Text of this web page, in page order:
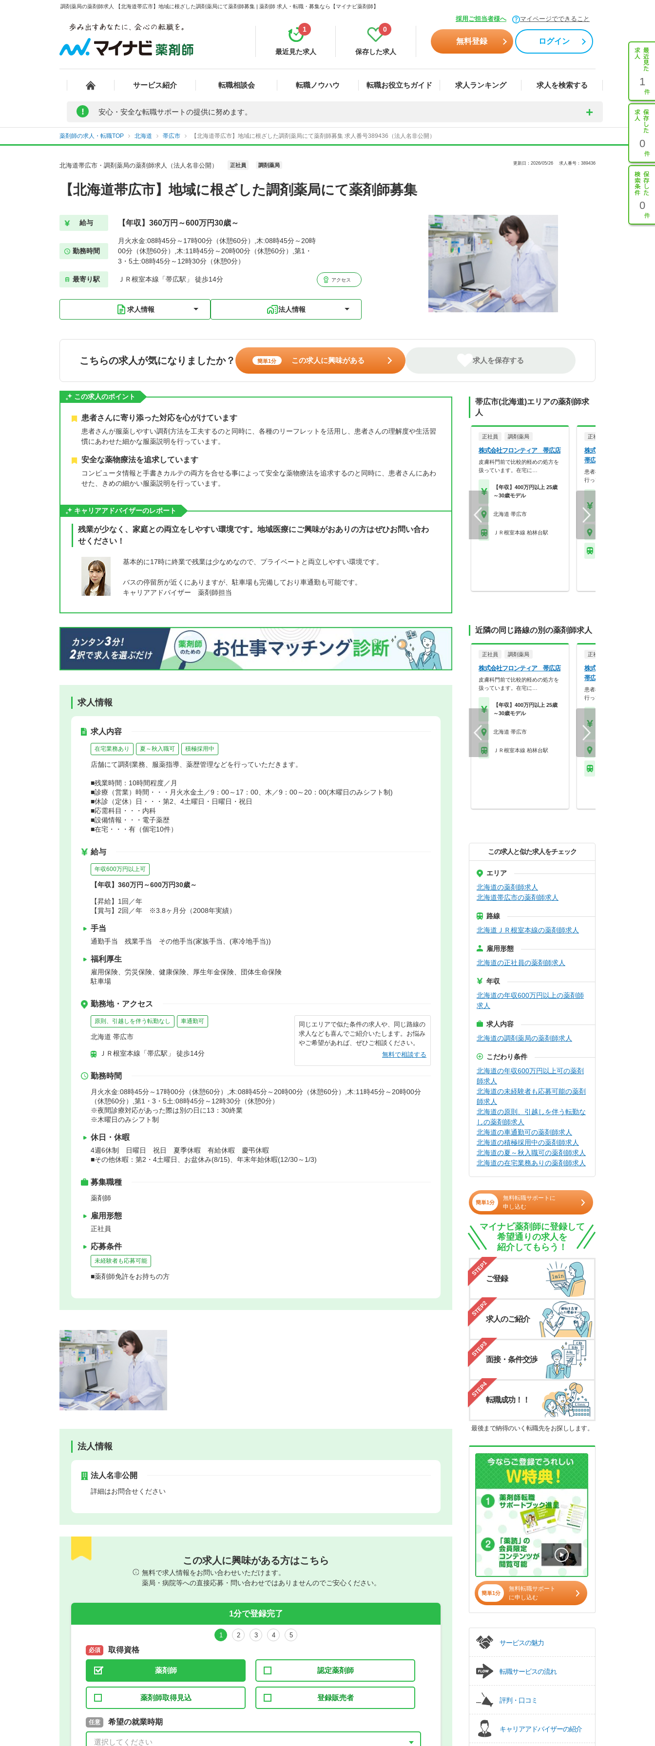
調剤薬局の薬剤師求人 【北海道帯広市】地域に根ざした調剤薬局にて薬剤師募集 | 薬剤師 求人・転職・募集なら【マイナビ薬剤師】
採用ご担当者様へ マイページでできること
最近見た求人
1
保存した求人
0
無料登録 ログイン
サービス紹介 転職相談会 転職ノウハウ 転職お役立ちガイド 求人ランキング 求人を検索する 1
0
0
! 安心・安全な転職サポートの提供に努めます。
薬剤師の求人・転職TOP 北海道 帯広市 【北海道帯広市】地域に根ざした調剤薬局にて薬剤師募集 求人番号389436（法人名非公開）
北海道帯広市・調剤薬局の薬剤師求人（法人名非公開） 正社員 調剤薬局 更新日：2026/05/26 求人番号：389436
【北海道帯広市】地域に根ざした調剤薬局にて薬剤師募集
給与 【年収】360万円～600万円30歳～
勤務時間
月火水金:08時45分～17時00分（休憩60分）,木:08時45分～20時
00分（休憩60分）,木:11時45分～20時00分（休憩60分）,第1・
3・5土:08時45分～12時30分（休憩0分）
最寄り駅 ＪＲ根室本線「帯広駅」 徒歩14分 アクセス
求人情報 法人情報
こちらの求人が気になりましたか？ 簡単1分 この求人に興味がある 求人を保存する
この求人のポイント
患者さんに寄り添った対応を心がけています
患者さんが服薬しやすい調剤方法を工夫するのと同時に、各種のリーフレットを活用し、患者さんの理解度や生活習
慣にあわせた細かな服薬説明を行っています。
安全な薬物療法を追求しています
コンピュータ情報と手書きカルテの両方を合せる事によって安全な薬物療法を追求するのと同時に、患者さんにあわ
せた、きめの細かい服薬説明を行っています。
キャリアアドバイザーのレポート
残業が少なく、家庭との両立をしやすい環境です。地域医療にご興味がおありの方はぜひお問い合わ
せください！
基本的に17時に終業で残業は少なめなので、プライベートと両立しやすい環境です。
バスの停留所が近くにありますが、駐車場も完備しており車通勤も可能です。
キャリアアドバイザー 薬剤師担当
求人情報
求人内容
在宅業務あり 夏～秋入職可 積極採用中
店舗にて調剤業務、服薬指導、薬歴管理などを行っていただきます。
■残業時間：10時間程度／月
■診療（営業）時間・・・月火水金土／9：00～17：00、木／9：00～20：00(木曜日のみシフト制)
■休診（定休）日・・・第2、4土曜日・日曜日・祝日
■応需科目・・・内科
■設備情報・・・電子薬歴
■在宅・・・有（個宅10件）
給与
年収600万円以上可
【年収】360万円～600万円30歳～
【昇給】1回／年
【賞与】2回／年 ※3.8ヶ月分（2008年実績）
手当
通勤手当 残業手当 その他手当(家族手当、(寒冷地手当))
福利厚生
雇用保険、労災保険、健康保険、厚生年金保険、団体生命保険
駐車場
勤務地・アクセス
原則、引越しを伴う転勤なし 車通勤可
北海道 帯広市
ＪＲ根室本線「帯広駅」 徒歩14分
同じエリアで似た条件の求人や、同じ路線の
求人なども喜んでご紹介いたします。お悩み
やご希望があれば、ぜひご相談ください。
無料で相談する
勤務時間
月火水金:08時45分～17時00分（休憩60分）,木:08時45分～20時00分（休憩60分）,木:11時45分～20時00分
（休憩60分）,第1・3・5土:08時45分～12時30分（休憩0分）
※夜間診療対応があった際は別の日に13：30終業
※木曜日のみシフト制
休日・休暇
4週6休制 日曜日 祝日 夏季休暇 有給休暇 慶弔休暇
■その他休暇：第2・4土曜日、お盆休み(8/15)、年末年始休暇(12/30～1/3)
募集職種
薬剤師
雇用形態
正社員
応募条件
未経験者も応募可能
■薬剤師免許をお持ちの方
法人情報
法人名非公開
詳細はお問合せください
この求人に興味がある方はこちら
無料で求人情報をお問い合わせいただけます。
薬局・病院等への直接応募・問い合わせではありませんのでご安心ください。
1分で登録完了
1 2 3 4 5
必須 取得資格
薬剤師 認定薬剤師
薬剤師取得見込 登録販売者
必須 取得予定年
年 3月
任意 希望の就業時期
希望の働き方
正社員
パート(週4日～5日)
帯広市(北海道)エリアの薬剤師求
人
正社員 調剤薬局
株式会社フロンティア 帯広店
皮膚科門前で比較的軽めの処方を
扱っています。在宅に…
【年収】400万円以上 25歳
～30歳モデル
北海道 帯広市
ＪＲ根室本線 柏林台駅
正社員
株式会社そえる そえる
帯広南店
患者様の視点に立った薬局
行っています。
近隣の同じ路線の別の薬剤師求人
正社員 調剤薬局
株式会社フロンティア 帯広店
皮膚科門前で比較的軽めの処方を
扱っています。在宅に…
【年収】400万円以上 25歳
～30歳モデル
北海道 帯広市
ＪＲ根室本線 柏林台駅
正社員
株式会社そえる そえる
帯広南店
患者様の視点に立った薬局
行っています。
この求人と似た求人をチェック
エリア
北海道の薬剤師求人
北海道帯広市の薬剤師求人
路線
北海道ＪＲ根室本線の薬剤師求人
雇用形態
北海道の正社員の薬剤師求人
年収
北海道の年収600万円以上の薬剤師
求人
求人内容
北海道の調剤薬局の薬剤師求人
こだわり条件
北海道の年収600万円以上可の薬剤
師求人
北海道の未経験者も応募可能の薬剤
師求人
北海道の原則、引越しを伴う転勤な
しの薬剤師求人
北海道の車通勤可の薬剤師求人
北海道の積極採用中の薬剤師求人
北海道の夏～秋入職可の薬剤師求人
北海道の在宅業務ありの薬剤師求人
簡単1分
無料転職サポートに
申し込む
マイナビ薬剤師に登録して
希望通りの求人を
紹介してもらう！
STEP1
ご登録
STEP2
求人のご紹介
STEP3
面接・条件交渉
STEP4
転職成功！！
最後まで納得のいく転職先をお探しします。
簡単1分
無料転職サポート
に申し込む
サービスの魅力
転職サービスの流れ
評判・口コミ
キャリアアドバイザーの紹介